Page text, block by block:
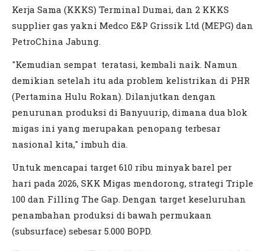
Kerja Sama (KKKS) Terminal Dumai, dan 2 KKKS
supplier gas yakni Medco E&P Grissik Ltd (MEPG) dan
PetroChina Jabung.
"Kemudian sempat teratasi, kembali naik. Namun
demikian setelah itu ada problem kelistrikan di PHR
(Pertamina Hulu Rokan). Dilanjutkan dengan
penurunan produksi di Banyuurip, dimana dua blok
migas ini yang merupakan penopang terbesar
nasional kita," imbuh dia.
Untuk mencapai target 610 ribu minyak barel per
hari pada 2026, SKK Migas mendorong, strategi Triple
100 dan Filling The Gap. Dengan target keseluruhan
penambahan produksi di bawah permukaan
(subsurface) sebesar 5.000 BOPD.